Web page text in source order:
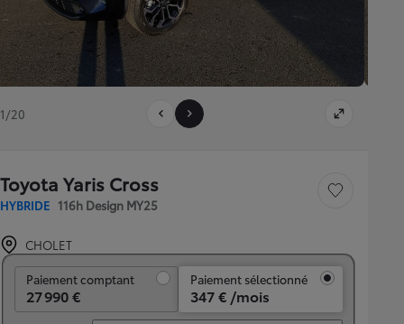
1/20
Toyota Yaris Cross
HYBRIDE 116h Design MY25
Sauvegarder le
CHOLET
Paiement comptant
27 990 €
Paiement sélectionné
347 € /mois